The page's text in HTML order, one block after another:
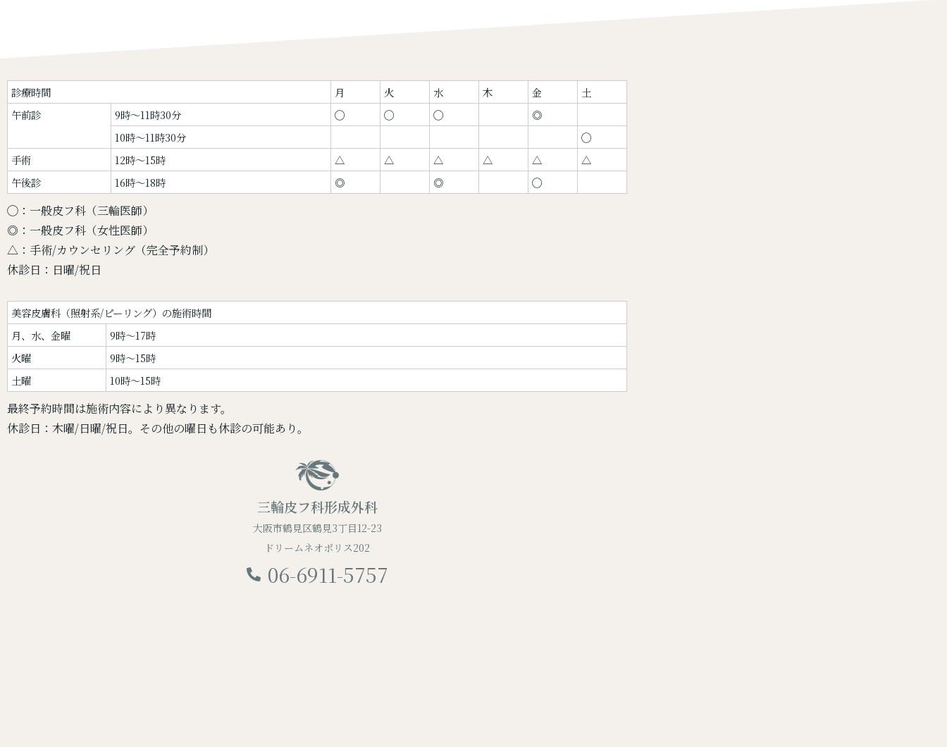
診療時間 月 火 水 木 金
土
午前診
9時〜11時30分 ◯ ◯ ◯
◎
10時〜11時30分
◯
手術
12時〜15時 △ △ △ △ △
△
午後診
16時〜18時 ◎ ◎ ◯
◯：一般皮フ科（三輪医師）
◎：一般皮フ科（女性医師）
△：手術/カウンセリング（完全予約制）
休診日：日曜/祝日
美容皮膚科（照射系/ピーリング）の施術時間
月、水、金曜
9時～17時
火曜
9時～15時
土曜
10時～15時
最終予約時間は施術内容により異なります。
休診日：木曜/日曜/祝日。その他の曜日も休診の可能あり。
三輪皮フ科形成外科
大阪市鶴見区鶴見3丁目12-23
ドリームネオポリス202
06-6911-5757